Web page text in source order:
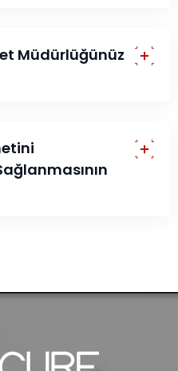
Müdürlüğünüz